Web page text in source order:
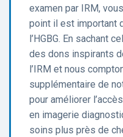
examen par IRM,
point il est important
l’HGBG. En sachant
des dons inspirants
l’IRM et nous
supplémentaire de
pour améliorer
en imagerie
soins plus près de